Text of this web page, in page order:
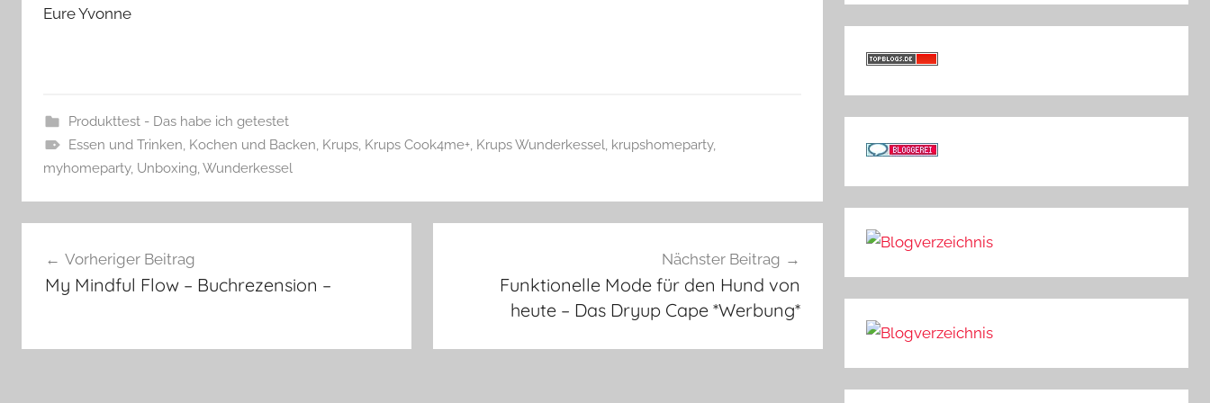
Eure Yvonne
Produkttest - Das habe ich getestet
Essen und Trinken, Kochen und Backen, Krups, Krups Cook4me+, Krups Wunderkessel, krupshomeparty,
myhomeparty, Unboxing,Wunderkessel
Vorheriger Beitrag
My Mindful Flow – Buchrezension –
Nächster Beitrag
Funktionelle Mode für den Hund von
heute – Das Dryup Cape *Werbung*